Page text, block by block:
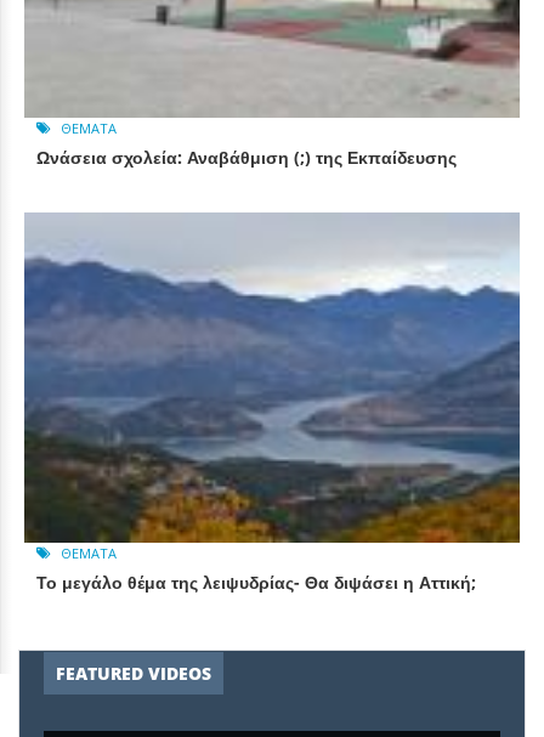
ΘΈΜΑΤΑ
Ωνάσεια σχολεία: Αναβάθμιση (;) της Εκπαίδευσης
ΘΈΜΑΤΑ
Το μεγάλο θέμα της λειψυδρίας- Θα διψάσει η Αττική;
FEATURED VIDEOS